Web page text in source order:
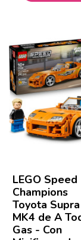
LEGO Speed
Champions
Toyota Supra
MK4 de A
Gas - Con